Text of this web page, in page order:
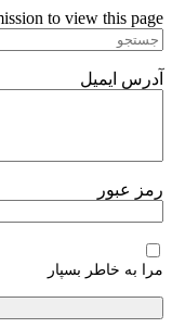
پرش
به
to view this page.
آدرس ایمیل
رمز عبور
مرا به خاطر بسپار